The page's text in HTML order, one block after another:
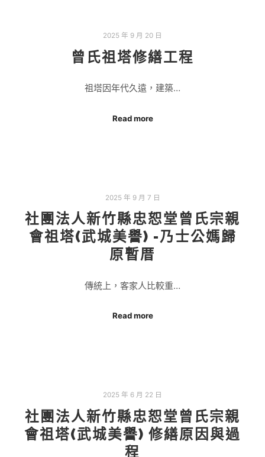
2025 年 9 月 20 日
曾氏祖塔修繕工程
祖塔因年代久遠，建築…
Read more
2025 年 9 月 7 日
社團法人新竹縣忠恕堂曾氏宗親
會祖塔(武城美譽) -乃士公媽歸
原暫厝
傳統上，客家人比較重…
Read more
2025 年 6 月 22 日
社團法人新竹縣忠恕堂曾氏宗親
會祖塔(武城美譽) 修繕原因與過
程